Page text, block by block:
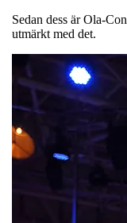
Sedan dess är Ola-
utmärkt med det.